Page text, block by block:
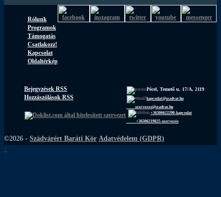
Rólunk
Programok
Támogatás
Csatlakozz!
Kapcsolat
Oldaltérkép
Bejegyzések RSS
Hozzászólások RSS
Pécel, Temető u. 17/A, 2119
kapcsolat@szadvar.hu
szervezes@szadvar.hu
+36306622290-kapcsolat
+36306219825-szervezés
©2026 - Szádvárért Baráti Kör Adatvédelem (GDPR)
↑